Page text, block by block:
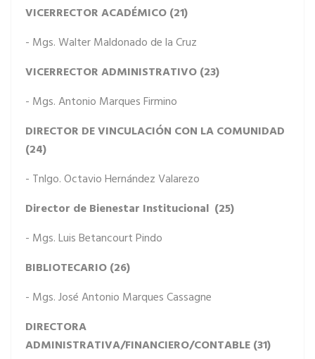
VICERRECTOR ACADÉMICO (21)
- Mgs. Walter Maldonado de la Cruz
VICERRECTOR ADMINISTRATIVO (23)
- Mgs. Antonio Marques Firmino
DIRECTOR DE VINCULACIÓN CON LA COMUNIDAD
(24)
- Tnlgo. Octavio Hernández Valarezo
Director de Bienestar Institucional (25)
- Mgs. Luis Betancourt Pindo
BIBLIOTECARIO (26)
- Mgs. José Antonio Marques Cassagne
DIRECTORA
ADMINISTRATIVA/FINANCIERO/CONTABLE (31)